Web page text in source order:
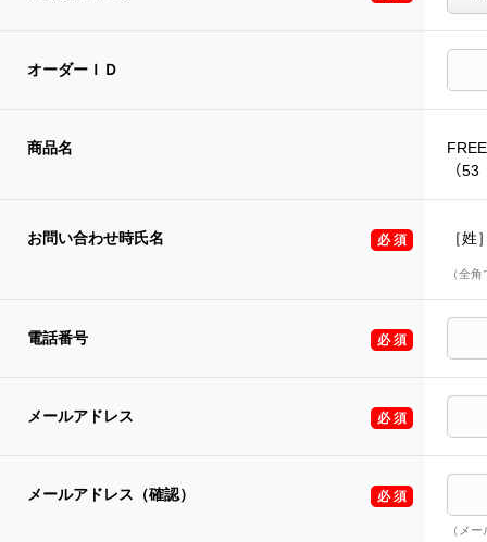
オーダーＩＤ
商品名
（
お問い合わせ時氏名 ［姓
（全
電話番号
メールアドレス
メールアドレス（確認）
（メ